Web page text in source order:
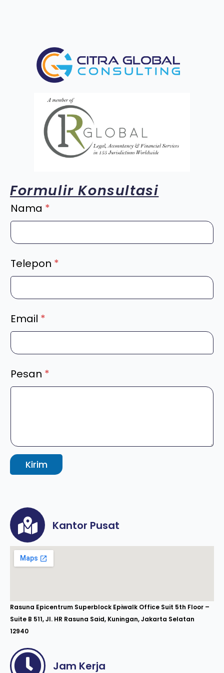
Formulir Konsultasi
Nama *
Telepon *
Email *
Pesan *
Kirim
Kantor Pusat
Rasuna Epicentrum Superblock Epiwalk Office Suit 5th Floor –
Suite B 511, Jl. HR Rasuna Said, Kuningan, Jakarta Selatan
12940
Jam Kerja